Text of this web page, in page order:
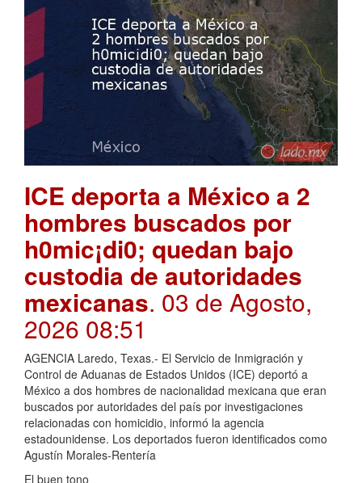
ICE deporta a México a 2
hombres buscados por
h0mic¡di0; quedan bajo
custodia de autoridades
mexicanas. 03 de Agosto,
2026 08:51
AGENCIA Laredo, Texas.- El Servicio de Inmigración y
Control de Aduanas de Estados Unidos (ICE) deportó a
México a dos hombres de nacionalidad mexicana que eran
buscados por autoridades del país por investigaciones
relacionadas con homicidio, informó la agencia
estadounidense. Los deportados fueron identificados como
Agustín Morales-Rentería
El buen tono